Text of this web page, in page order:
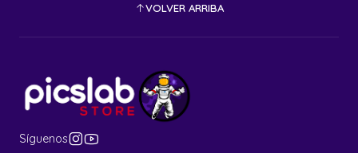
VOLVER ARRIBA
Síguenos